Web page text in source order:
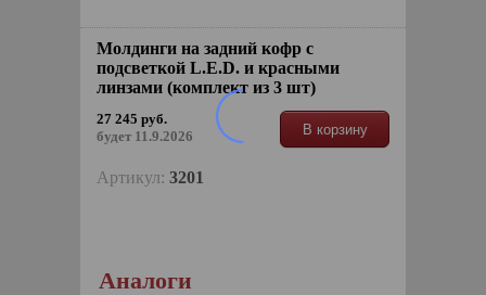
Молдинги на задний кофр с
подсветкой L.E.D. и красными
линзами (комплект из 3 шт)
27 245 руб.
будет 11.9.2026
В корзину
Артикул: 3201
Аналоги